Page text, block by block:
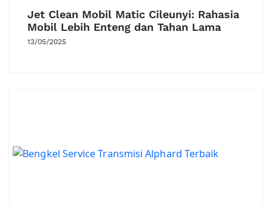
Jet Clean Mobil Matic Cileunyi: Rahasia
Mobil Lebih Enteng dan Tahan Lama
13/05/2025